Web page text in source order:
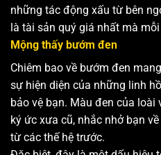
những tác động xấu từ bên
là tài sản quý giá nhất mà
Mộng thấy bướm đen
Chiêm bao về bướm đen
sự hiện diện của những linh
bảo vệ bạn. Màu đen của
ký ức xưa cũ, nhắc nhở bạn
từ các thế hệ trước.